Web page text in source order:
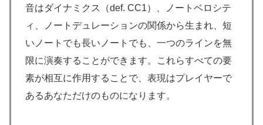
音はダイナミクス（def. CC1）、ノートベロシテ
ィ、ノートデュレーションの関係から生まれ、短
いノートでも長いノートでも、一つのラインを無
限に演奏することができます。これらすべての要
素が相互に作用することで、表現はプレイヤーで
あるあなただけのものになります。